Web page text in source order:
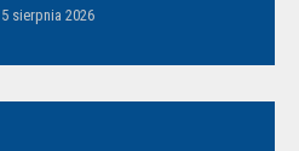
5 sierpnia 2026